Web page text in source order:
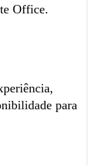
Office.
para